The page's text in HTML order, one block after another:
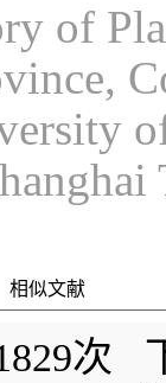
of
相似文献
次